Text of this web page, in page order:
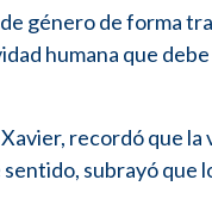
género de forma
humana que
recordó que la
subrayó que